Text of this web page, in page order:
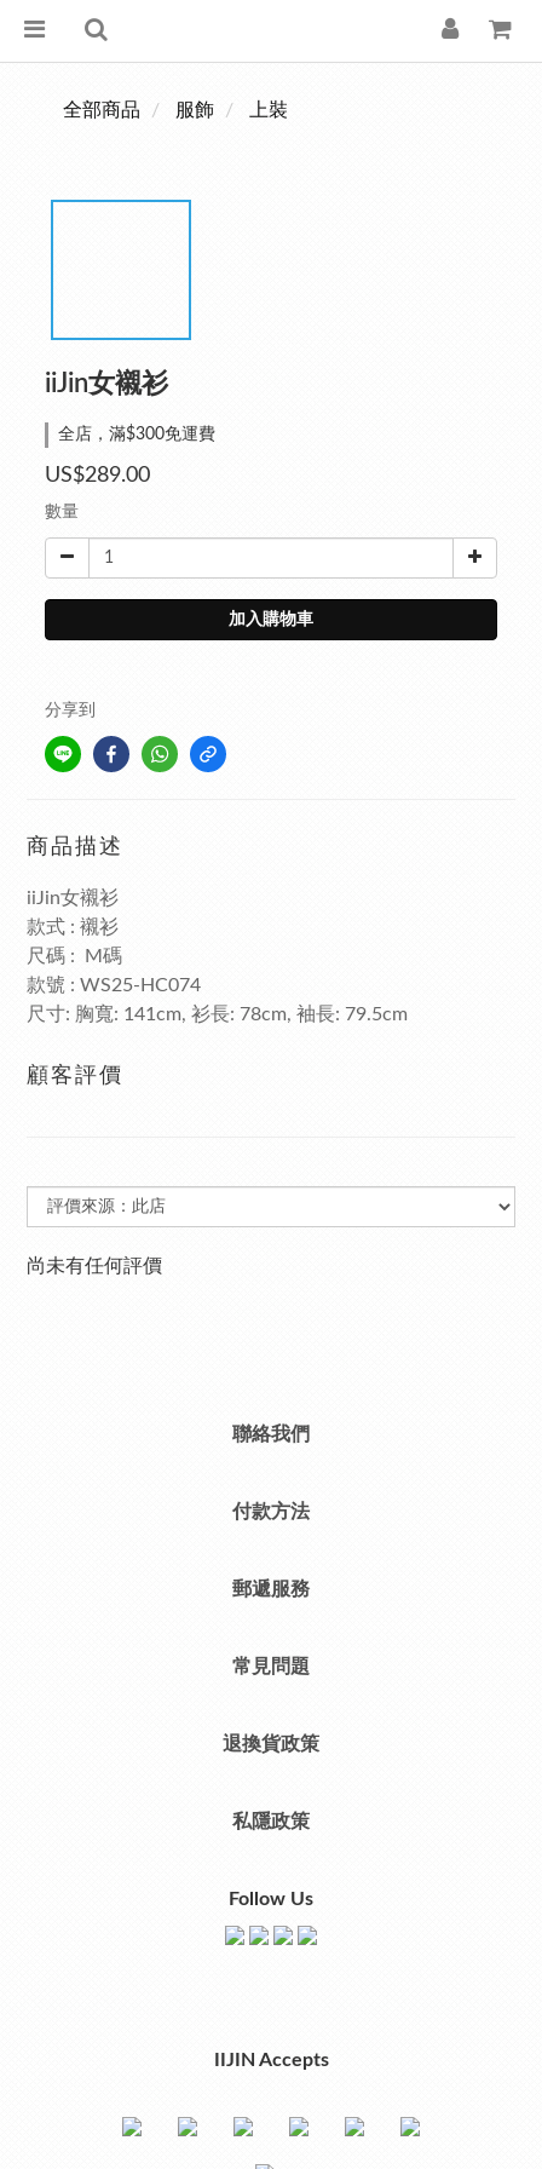
全部商品 服飾 上裝
iiJin女襯衫
全店，滿$300免運費
US$289.00
數量
加入購物車
分享到
商品描述
iiJin女襯衫
款式 : 襯衫
尺碼 : M碼
款號 : WS25-HC074
尺寸: 胸寬: 141cm, 衫長: 78cm, 袖長: 79.5cm
顧客評價
尚未有任何評價
聯絡我們
付款方法
郵遞服務
常見問題
退換貨政策
私隱政策
Follow Us
IIJIN Accepts